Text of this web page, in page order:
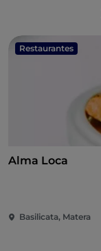
Restaurantes
Alma Loca
Basilicata, Matera